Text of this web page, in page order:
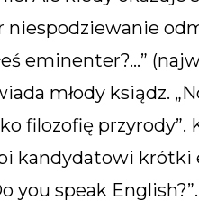
niespodziewanie
eminenter?…”
młody ksiądz.
filozofię przyrody”.
kandydatowi krótki
you speak English?”.